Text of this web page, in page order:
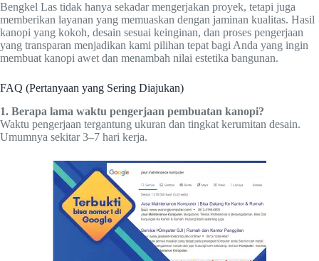
Bengkel Las tidak hanya sekadar mengerjakan proyek, tetapi juga
memberikan layanan yang memuaskan dengan jaminan kualitas. Hasil
kanopi yang kokoh, desain sesuai keinginan, dan proses pengerjaan
yang transparan menjadikan kami pilihan tepat bagi Anda yang ingin
membuat kanopi awet dan menambah nilai estetika bangunan.
FAQ (Pertanyaan yang Sering Diajukan)
1. Berapa lama waktu pengerjaan pembuatan kanopi?
Waktu pengerjaan tergantung ukuran dan tingkat kerumitan desain.
Umumnya sekitar 3–7 hari kerja.